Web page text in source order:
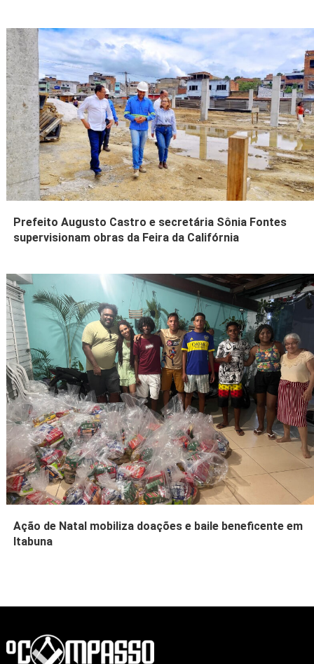
Prefeito Augusto Castro e secretária Sônia Fontes
supervisionam obras da Feira da Califórnia
Ação de Natal mobiliza doações e baile beneficente em
Itabuna